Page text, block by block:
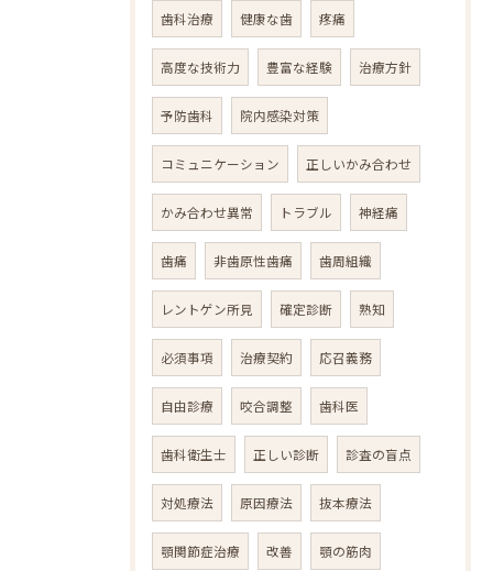
歯科治療 健康な歯 疼痛
高度な技術力 豊富な経験 治療方針
予防歯科 院内感染対策
コミュニケーション 正しいかみ合わせ
かみ合わせ異常 トラブル 神経痛
歯痛 非歯原性歯痛 歯周組織
レントゲン所見 確定診断 熟知
必須事項 治療契約 応召義務
自由診療 咬合調整 歯科医
歯科衛生士 正しい診断 診査の盲点
対処療法 原因療法 抜本療法
顎関節症治療 改善 顎の筋肉